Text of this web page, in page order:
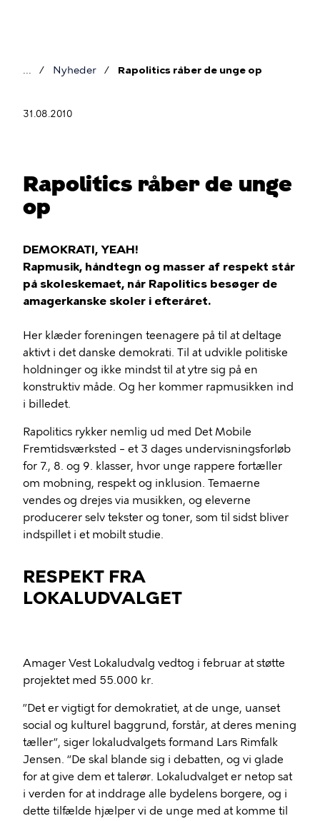
Nyheder Rapolitics råber de unge op
31.08.2010
Rapolitics råber de unge
op
DEMOKRATI, YEAH!
Rapmusik, håndtegn og masser af respekt står
på skoleskemaet, når Rapolitics besøger de
amagerkanske skoler i efteråret.
Her klæder foreningen teenagere på til at deltage
aktivt i det danske demokrati. Til at udvikle politiske
holdninger og ikke mindst til at ytre sig på en
konstruktiv måde. Og her kommer rapmusikken ind
i billedet.
Rapolitics rykker nemlig ud med Det Mobile
Fremtidsværksted – et 3 dages undervisningsforløb
for 7., 8. og 9. klasser, hvor unge rappere fortæller
om mobning, respekt og inklusion. Temaerne
vendes og drejes via musikken, og eleverne
producerer selv tekster og toner, som til sidst bliver
indspillet i et mobilt studie.
RESPEKT FRA
LOKALUDVALGET
Amager Vest Lokaludvalg vedtog i februar at støtte
projektet med 55.000 kr.
”Det er vigtigt for demokratiet, at de unge, uanset
social og kulturel baggrund, forstår, at deres mening
tæller”, siger lokaludvalgets formand Lars Rimfalk
Jensen. “De skal blande sig i debatten, og vi glade
for at give dem et talerør. Lokaludvalget er netop sat
i verden for at inddrage alle bydelens borgere, og i
dette tilfælde hjælper vi de unge med at komme til